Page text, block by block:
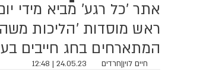
ספרד ונורבגיה
פוליטית או
אתר 'כל רגע' מביא מידי
ראש מוסדות 'הליכות
המתארחים בחג חייבים
חיים לוין|חרדים 24.05.23 | 12:48